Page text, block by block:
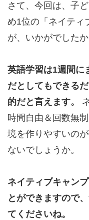
さて、今回は、子
め1位の「ネイティ
が、いかがでしたか
英語学習は1週間に
だとしてもできる
的だと言えます。
時間自由＆回数無
境を作りやすいの
ないでしょうか。
ネイティブキャン
とができますので
てくださいね。